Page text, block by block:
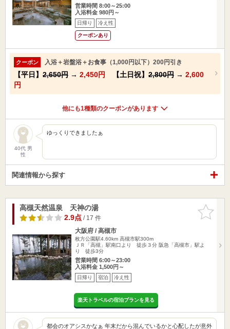
営業時間 8:00～25:00
入浴料金 980円～
日帰り 冷え性
クーポンあり
クーポン 入浴＋岩盤浴＋お食事（1,000円以下）200円引き
【平日】 2,650円 → 2,450円 【土日祝】 2,800円 → 2,600
円
他にも1種類のクーポンがあります
40代 男
性
ゆっくりできましたぁ
関連情報から探す
お気に入
りに追加
高槻天然温泉 天神の湯
2.9点/ 17 件
大阪府 / 高槻市
枚方公園駅4.60km 高槻市駅300m
ＪＲ「高槻」駅南口より 徒歩３分 阪急「高槻市」駅よ
り 徒歩3分
営業時間 6:00～23:00
入浴料金 1,500円～
日帰り 宿泊 冷え性
楽天トラベルの宿泊プランを見る
都会のオアシスかなぁ 年末だから混んでいるかと心配したが意外